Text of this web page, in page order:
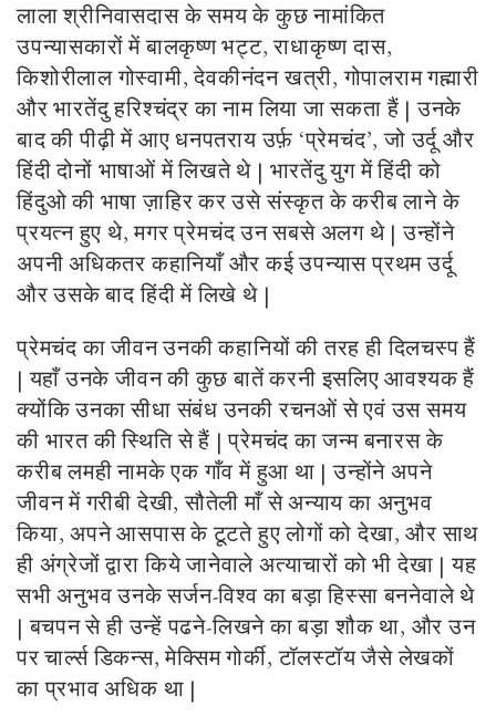
लाला श्रीनिवासदास के समय के कुछ नामांकित
उपन्यासकारों में बालकृष्ण भट्ट, राधाकृष्ण दास,
किशोरीलाल गोस्वामी, देवकीनंदन खत्री, गोपालराम गह्मारी
और भारतेंदु हरिश्चंद्र का नाम लिया जा सकता हैं | उनके
बाद की पीढ़ी में आए धनपतराय उर्फ़ ‘प्रेमचंद’, जो उर्दू और
हिंदी दोनों भाषाओं में लिखते थे | भारतेंदु युग में हिंदी को
हिंदुओ की भाषा ज़ाहिर कर उसे संस्कृत के करीब लाने के
प्रयत्न हुए थे, मगर प्रेमचंद उन सबसे अलग थे | उन्होंने
अपनी अधिकतर कहानियाँ और कई उपन्यास प्रथम उर्दू
और उसके बाद हिंदी में लिखे थे |
प्रेमचंद का जीवन उनकी कहानियों की तरह ही दिलचस्प हैं
| यहाँ उनके जीवन की कुछ बातें करनी इसलिए आवश्यक हैं
क्योंकि उनका सीधा संबंध उनकी रचनओं से एवं उस समय
की भारत की स्थिति से हैं | प्रेमचंद का जन्म बनारस के
करीब लमही नामके एक गाँव में हुआ था | उन्होंने अपने
जीवन में गरीबी देखी, सौतेली माँ से अन्याय का अनुभव
किया, अपने आसपास के टूटते हुए लोगों को देखा, और साथ
ही अंग्रेजों द्वारा किये जानेवाले अत्याचारों को भी देखा | यह
सभी अनुभव उनके सर्जन-विश्व का बड़ा हिस्सा बननेवाले थे
| बचपन से ही उन्हें पढने-लिखने का बड़ा शौक था, और उन
पर चार्ल्स डिकन्स, मेक्सिम गोर्की, टॉलस्टॉय जैसे लेखकों
का प्रभाव अधिक था |